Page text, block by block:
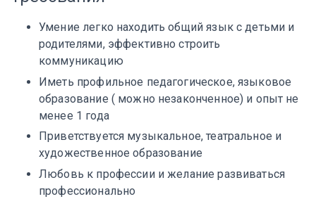
Умение легко находить общий язык с детьми и
родителями, эффективно строить
коммуникацию
Иметь профильное педагогическое, языковое
образование ( можно незаконченное) и опыт не
менее 1 года
Приветствуется музыкальное, театральное и
художественное образование
Любовь к профессии и желание развиваться
профессионально